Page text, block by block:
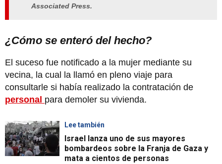
Associated Press.
¿Cómo se enteró del hecho?
El suceso fue notificado a la mujer mediante su
vecina, la cual la llamó en pleno viaje para
consultarle si había realizado la contratación de
personal para demoler su vivienda.
Lee también
Israel lanza uno de sus mayores
bombardeos sobre la Franja de Gaza y
mata a cientos de personas